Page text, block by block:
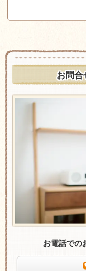
お問合
お電話での